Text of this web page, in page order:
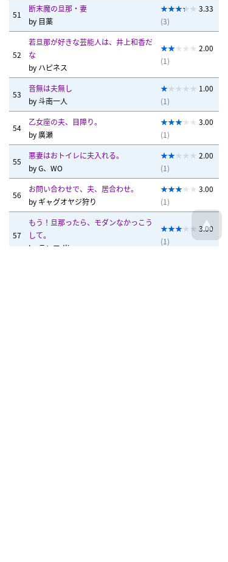
51
断末魔の旦那・妻
by 目薬
3.33
(3)
52
若旦那が好きな芸能人は、井上和香だ
な
by ハピネス
2.00
(1)
53
音無は夫無し
by斗南一人
1.00
(1)
54
乙女座の夫、目障り。
by 廣瀬
3.00
(1)
55
悪妻はおトイレに夫入れる。
byG、WO
2.00
(1)
56
お問い合わせで、夫、居合わせ。
by ギャグオヤジ狩り
3.00
(1)
57
もう！旦那ったら、モダンなかっこう
して。
by
ランエボjr
3.00
(1)